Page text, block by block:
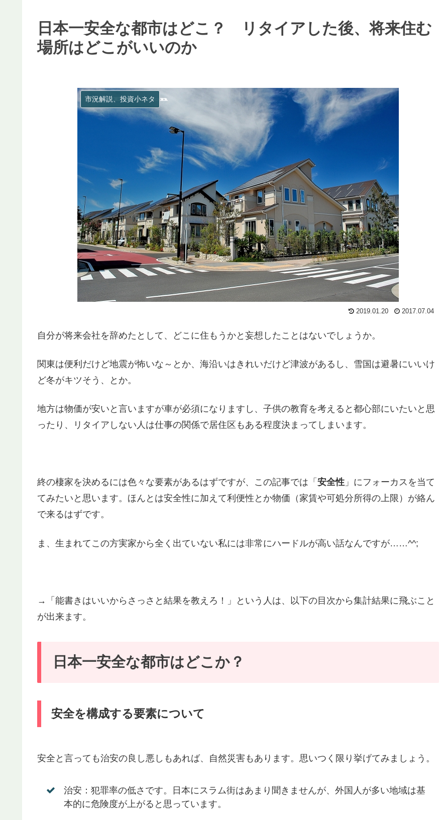
日本一安全な都市はどこ？ リタイアした後、将来住む
場所はどこがいいのか
市況解説、投資小ネタ
2019.01.20 2017.07.04
自分が将来会社を辞めたとして、どこに住もうかと妄想したことはないでしょうか。
関東は便利だけど地震が怖いな～とか、海沿いはきれいだけど津波があるし、雪国は避暑にいいけ
ど冬がキツそう、とか。
地方は物価が安いと言いますが車が必須になりますし、子供の教育を考えると都心部にいたいと思
ったり、リタイアしない人は仕事の関係で居住区もある程度決まってしまいます。
終の棲家を決めるには色々な要素があるはずですが、この記事では「 安全性 」にフォーカスを当て
てみたいと思います。ほんとは安全性に加えて利便性とか物価（家賃や可処分所得の上限）が絡ん
で来るはずです。
ま、生まれてこの方実家から全く出ていない私には非常にハードルが高い話なんですが……^^;
→「能書きはいいからさっさと結果を教えろ！」という人は、以下の目次から集計結果に飛ぶこと
が出来ます。
日本一安全な都市はどこか？
安全を構成する要素について
安全と言っても治安の良し悪しもあれば、自然災害もあります。思いつく限り挙げてみましょう。
治安：犯罪率の低さです。日本にスラム街はあまり聞きませんが、外国人が多い地域は基
本的に危険度が上がると思っています。